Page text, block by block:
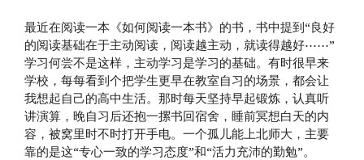
最近在阅读一本《如何阅读一本书》的书，书中提到“良好
的阅读基础在于主动阅读，阅读越主动，就读得越好⋯⋯”
学习何尝不是这样，主动学习是学习的基础。有时很早来
学校，每每看到个把学生更早在教室自习的场景，都会让
我想起自己的高中生活。那时每天坚持早起锻炼，认真听
讲演算，晚自习后还抱一摞书回宿舍，睡前冥想白天的内
容，被窝里时不时打开手电。一个孤儿能上北师大，主要
靠的是这“专心一致的学习态度”和“活力充沛的勤勉”。